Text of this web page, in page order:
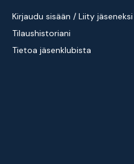
Kirjaudu sisään / Liity jäseneksi
Tilaushistoriani
Tietoa jäsenklubista